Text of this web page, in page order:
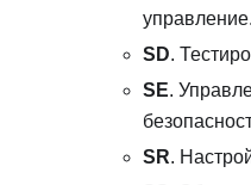
управление.
SD.
SE.
SR.